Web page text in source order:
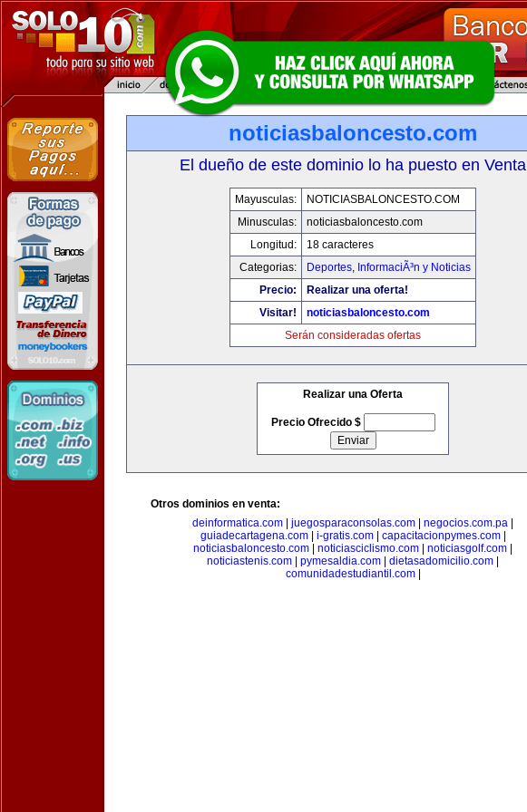
noticiasbaloncesto.com
El dueño de este dominio lo ha puesto en Venta
Mayusculas:
NOTICIASBALONCESTO.COM
Minusculas:
noticiasbaloncesto.com
Longitud:
18 caracteres
Categorias:
Deportes, InformaciÃ³n y Noticias
Precio:
Realizar una oferta!
Visitar!
noticiasbaloncesto.com
Serán consideradas ofertas
Realizar una Oferta
Precio Ofrecido $
Otros dominios en venta:
deinformatica.com
juegosparaconsolas.com negocios.com.pa
guiadecartagena.com| i-gratis.com| capacitacionpymes.com|
noticiasbaloncesto.com
noticiasciclismo.com noticiasgolf.com
noticiastenis.com
pymesaldia.com dietasadomicilio.com
comunidadestudiantil.com|